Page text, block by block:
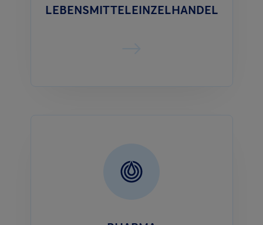
LEBENSMITTELEINZELHANDEL